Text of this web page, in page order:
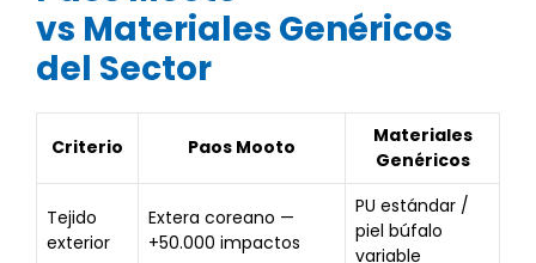
vs Materiales Genéricos
del Sector
Criterio Paos Mooto
Materiales
Genéricos
Tejido
exterior
Extera coreano —
+50.000 impactos
PU estándar /
piel búfalo
variable